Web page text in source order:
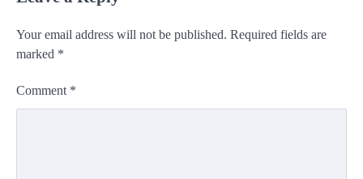
Your email address will not be published. Required fields are
marked *
Comment *